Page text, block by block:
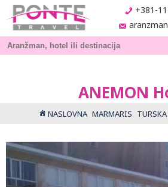
+381-
ANEMON
NASLOVNA MARMARIS TURSKA